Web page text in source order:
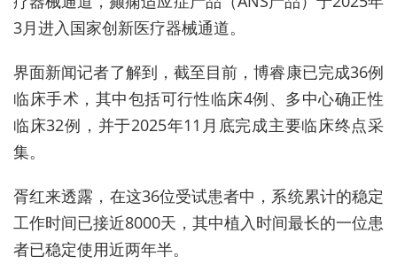
3月进入国家创新医疗器械通道。
界面新闻记者了解到，截至目前，博睿康已完成36例
临床手术，其中包括可行性临床4例、多中心确正性
临床32例，并于2025年11月底完成主要临床终点采
集。
胥红来透露，在这36位受试患者中，系统累计的稳定
工作时间已接近8000天，其中植入时间最长的一位患
者已稳定使用近两年半。